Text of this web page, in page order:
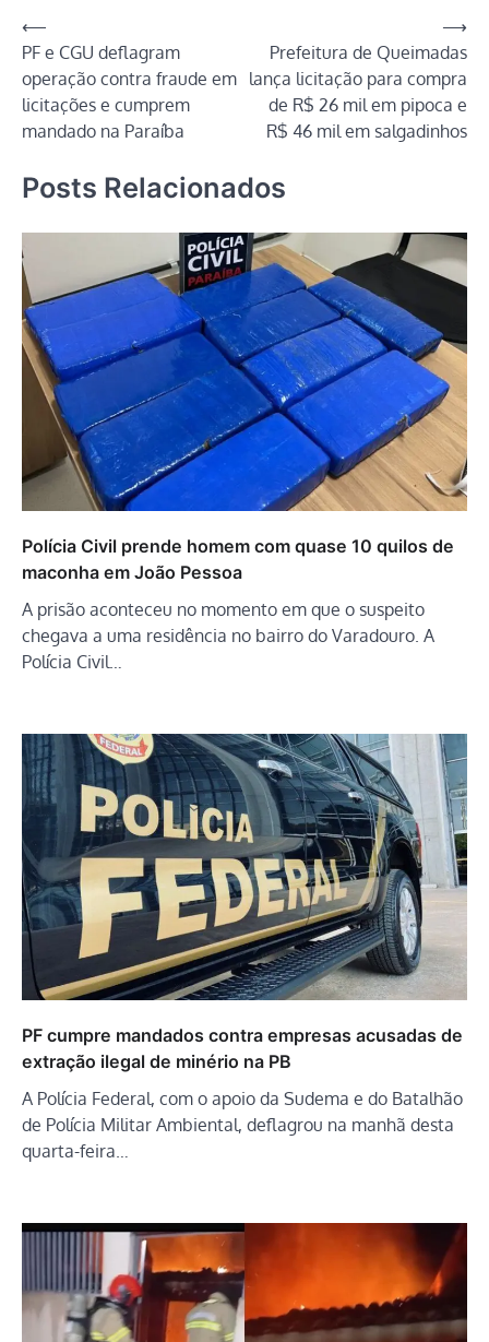
Navegação
de
Post
⟵
PF e CGU deflagram
operação contra fraude em
licitações e cumprem
mandado na Paraíba
Prefeitura de Queimadas
lança licitação para compra
de R$ 26 mil em pipoca e
R$ 46 mil em salgadinhos
⟶
Posts Relacionados
Polícia Civil prende homem com quase 10 quilos de
maconha em João Pessoa
A prisão aconteceu no momento em que o suspeito
chegava a uma residência no bairro do Varadouro. A
Polícia Civil…
PF cumpre mandados contra empresas acusadas de
extração ilegal de minério na PB
A Polícia Federal, com o apoio da Sudema e do Batalhão
de Polícia Militar Ambiental, deflagrou na manhã desta
quarta-feira…